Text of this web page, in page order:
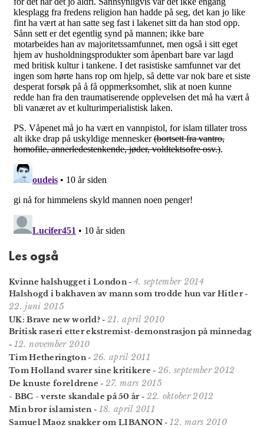
Les også
Kvinne halshugget i London- 4. september 2014
Halshogd i bakhaven av mann som trodde hun var Hitler-
22. juni 2015
UK: Brave new world? - 21. april 2010
Britisk raseri etter ekstremist-demonstrasjon på minnedag
- 12. november 2010
Tim Hetherington- 26. april 2011
Tom Holland svarer sine kritikere - 26. september 2012
De knuste foreldrene - 27. mars 2015
- BBC - verste skandale på 50 år- 22. oktober 2012
Min bror islamisten- 18. april 2011
Samuel Maoz snakker om LIBANON - 12. mars 2010